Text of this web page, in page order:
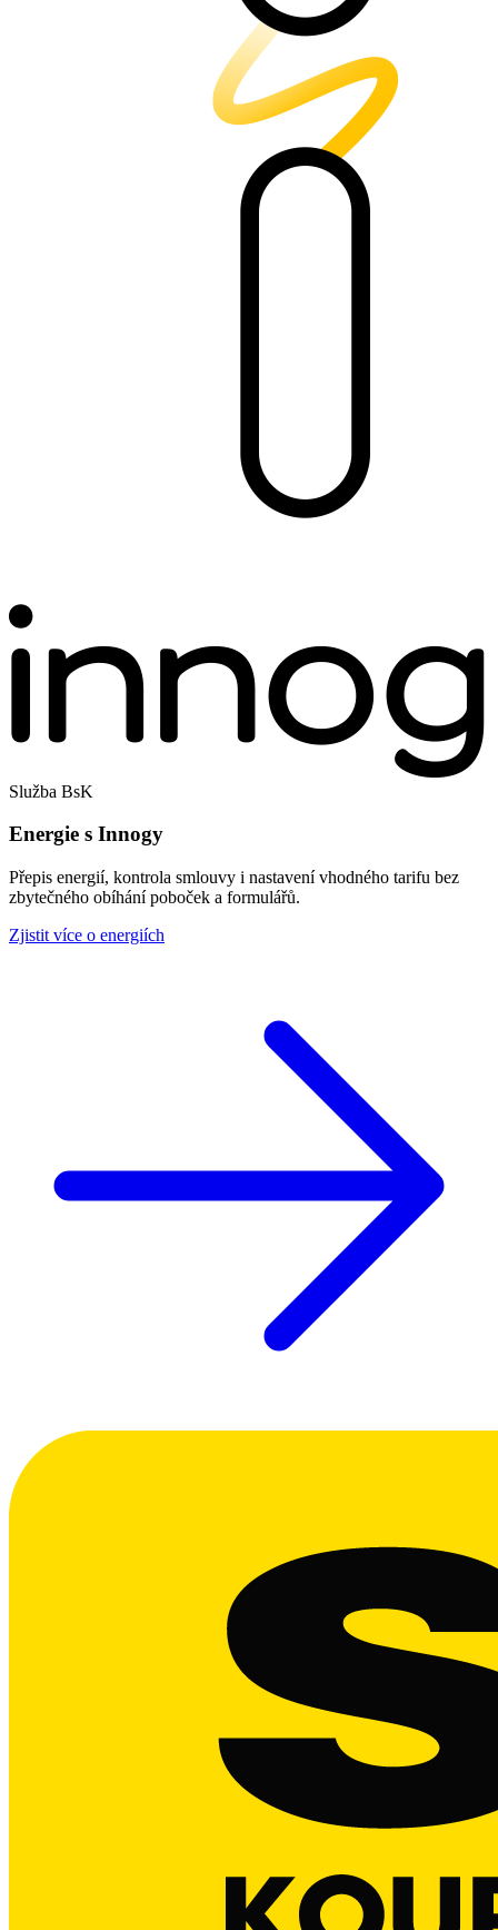
Služba BsK
Energie s Innogy
Přepis energií, kontrola smlouvy i nastavení vhodného tarifu bez
zbytečného obíhání poboček a formulářů.
Zjistit více o energiích